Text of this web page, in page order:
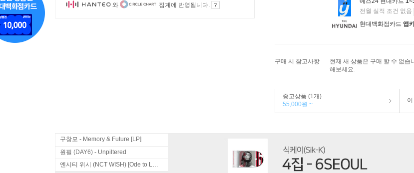
와
집계에 반영됩니다.
전월 실적 조건 없음
현대백화점카드 앱
구매 시 참고사항
현재 새 상품은 구매 할 수 없습
해보세요.
중고상품 (1개)
55,000원 ~
구창모 - Memory & Future [LP]
원필 (DAY6) - Unpiltered
엔시티 위시 (NCT WISH) [Ode to Love]